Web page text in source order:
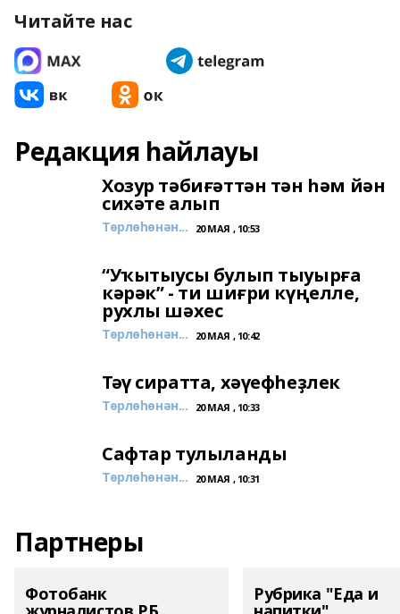
Читайте нас
Редакция һайлауы
Хозур тәбиғәттән тән һәм йән
сихәте алып
Төрлөһөнән... 20 МАЯ , 10:53
“Уҡытыусы булып тыуырға
кәрәк” - ти шиғри күңелле,
рухлы шәхес
Төрлөһөнән... 20 МАЯ , 10:42
Тәү сиратта, хәүефһеҙлек
Төрлөһөнән... 20 МАЯ , 10:33
Сафтар тулыланды
Төрлөһөнән... 20 МАЯ , 10:31
Партнеры
Фотобанк Рубрика "Еда и